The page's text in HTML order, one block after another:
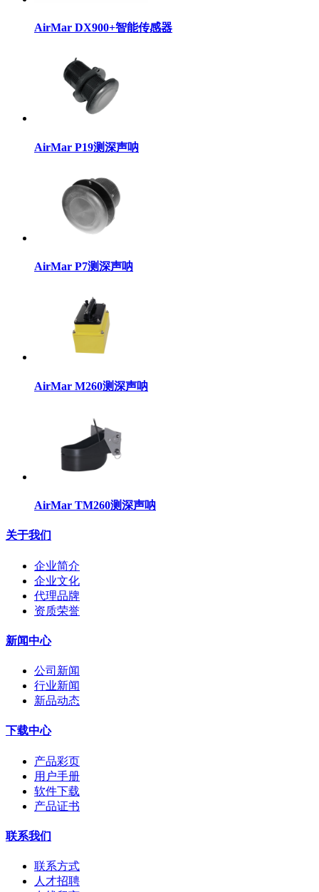
AirMar DX900+智能传感器
AirMar P19测深声呐
AirMar P7测深声呐
AirMar M260测深声呐
AirMar TM260测深声呐
关于我们
企业简介
企业文化
代理品牌
资质荣誉
新闻中心
公司新闻
行业新闻
新品动态
下载中心
产品彩页
用户手册
软件下载
产品证书
联系我们
联系方式
人才招聘